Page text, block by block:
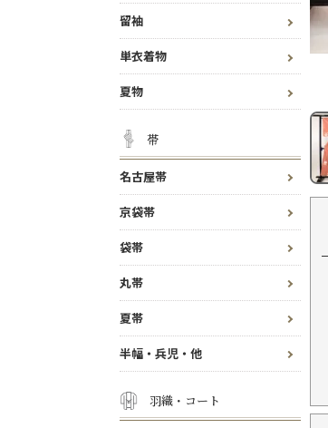
留袖
単衣着物
夏物
帯
名古屋帯
京袋帯
袋帯
丸帯
夏帯
半幅・兵児・他
羽織・コート